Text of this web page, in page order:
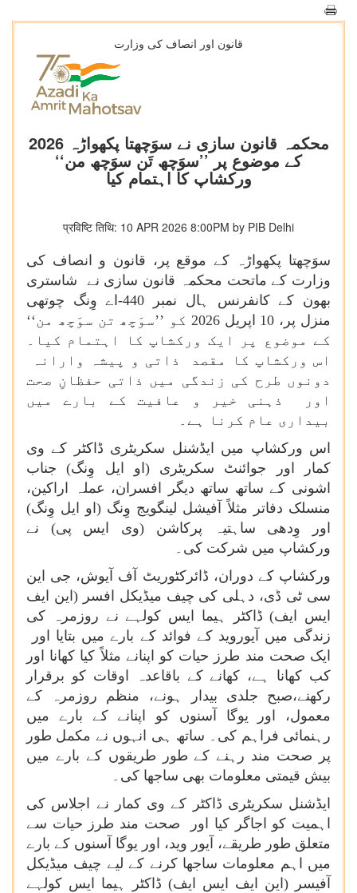
قانون اور انصاف کی وزارت
محکمہ قانون سازی نے سوَچھتا پکھواڑہ 2026
کے موضوع پر ’’سوَچھ تَن سوَچھ من‘‘
ورکشاپ کا اہتمام کیا
प्रविष्टि तिथि: 10 APR 2026 8:00PM by PIB Delhi
سوَچھتا پکھواڑہ کے موقع پر، قانون و انصاف کی
وزارت کے ماتحت محکمہ قانون سازی نے شاستری
بھون کے کانفرنس ہال نمبر 440-اے وِنگ چوتھی
منزل پر، 10 اپریل 2026 کو ’’سوَچھ تن سوَچھ من‘‘
کے موضوع پر ایک ورکشاپ کا اہتمام کیا۔
اس ورکشاپ کا مقصد ذاتی و پیشہ وارانہ
دونوں طرح کی زندگی میں ذاتی حفظانِ صحت
اور ذہنی خیر و عافیت کے بارے میں
بیداری عام کرنا ہے۔
اس ورکشاپ میں ایڈشنل سکریٹری ڈاکٹر کے وی
کمار اور جوائنٹ سکریٹری (او ایل وِنگ) جناب
اشونی کے ساتھ ساتھ دیگر افسران، عملہ اراکین،
منسلک دفاتر مثلاً آفیشل لینگویج وِنگ (او ایل وِنگ)
اور وِدھی ساہتیہ پرکاشن (وی ایس پی) نے
ورکشاپ میں شرکت کی۔
ورکشاپ کے دوران، ڈائرکٹوریٹ آف آیوش، جی این
سی ٹی ڈی، دہلی کی چیف میڈیکل افسر (این ایف
ایس ایف) ڈاکٹر ہیما ایس کولہے نے روزمرہ کی
زندگی میں آیوروید کے فوائد کے بارے میں بتایا اور
ایک صحت مند طرز حیات کو اپنانے مثلاً کیا کھانا اور
کب کھانا ہے، کھانے کے باقاعدہ اوقات کو برقرار
رکھنے،صبح جلدی بیدار ہونے، منظم روزمرہ کے
معمول، اور یوگا آسنوں کو اپنانے کے بارے میں
رہنمائی فراہم کی۔ ساتھ ہی انہوں نے مکمل طور
پر صحت مند رہنے کے طور طریقوں کے بارے میں
بیش قیمتی معلومات بھی ساجھا کی۔
ایڈشنل سکریٹری ڈاکٹر کے وی کمار نے اجلاس کی
اہمیت کو اجاگر کیا اور صحت مند طرز حیات سے
متعلق طور طریقے، آیور وید، اور یوگا آسنوں کے بارے
میں اہم معلومات ساجھا کرنے کے لیے چیف میڈیکل
آفیسر (این ایف ایس ایف) ڈاکٹر ہیما ایس کولہے